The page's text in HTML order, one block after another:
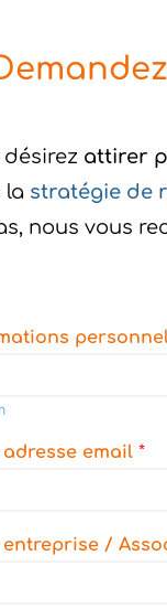
désirez attirer
la stratégie de
nous vous
adresse email *
entreprise /